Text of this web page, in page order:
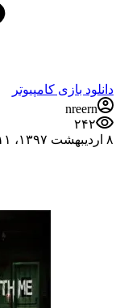
دانلود بازی کامپیوتر
nreern
۲۴۲
۸ اردیبهشت ۱۳۹۷،‏ ۵:۱۱